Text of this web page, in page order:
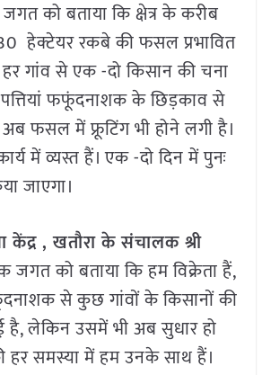
को बताया कि क्षेत्र के करीब
30 हेक्टेयर रकबे की फसल प्रभावित
गांव से एक -दो किसान की चना
फफूंदनाशक के छिड़काव से
फसल में फ्रूटिंग भी होने लगी है।
में व्यस्त हैं। एक -दो दिन में पुनः
जाएगा।
केंद्र , खतौरा के संचालक श्री
को बताया कि हम विक्रेता हैं,
से कुछ गांवों के किसानों की
है, लेकिन उसमें भी अब सुधार हो
हर समस्या में हम उनके साथ हैं।